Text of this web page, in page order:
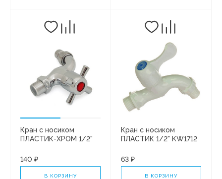
Кран с носиком
ПЛАСТИК-ХРОМ 1/2"
140 ₽
В КОРЗИНУ
Кран с носиком
ПЛАСТИК 1/2" KW1712
63 ₽
В КОРЗИНУ